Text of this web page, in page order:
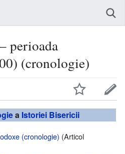
perioada
(cronologie)
a Istoriei Bisericii
(cronologie) (Articol